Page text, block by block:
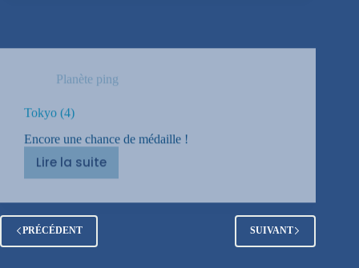
Planète ping
Tokyo (4)
Encore une chance de médaille !
Tokyo
(4)
PRÉCÉDENT SUIVANT